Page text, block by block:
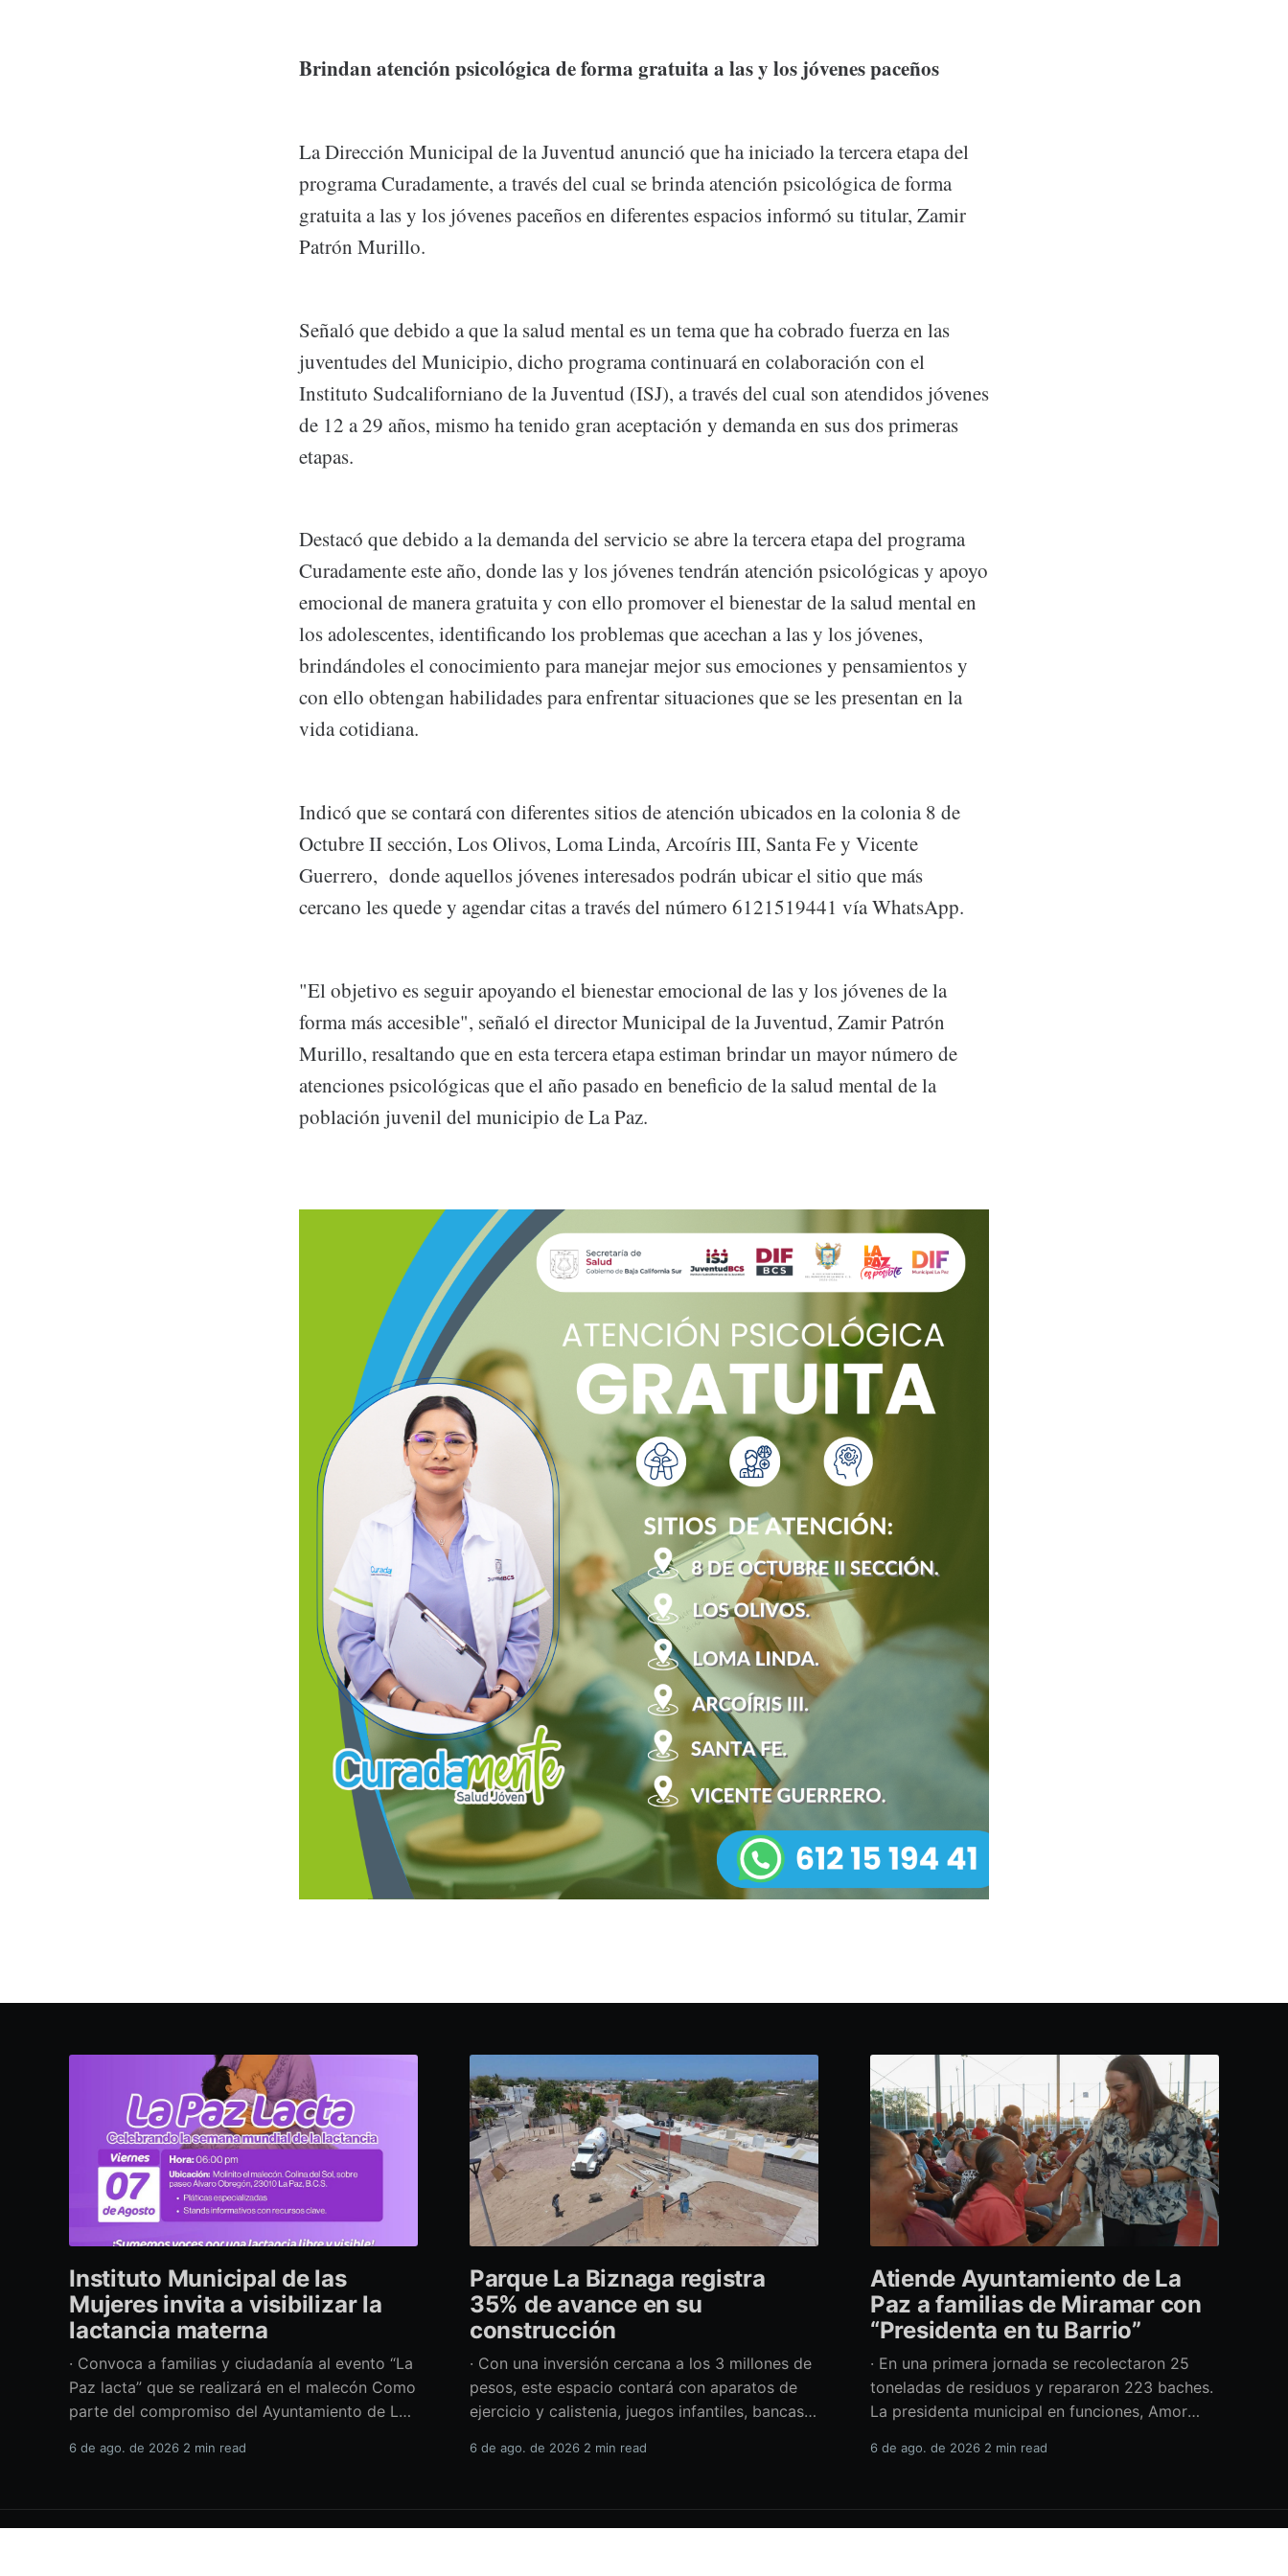
Brindan atención psicológica de forma gratuita a las y los jóvenes paceños
La Dirección Municipal de la Juventud anunció que ha iniciado la tercera etapa del
programa Curadamente, a través del cual se brinda atención psicológica de forma
gratuita a las y los jóvenes paceños en diferentes espacios informó su titular, Zamir
Patrón Murillo.
Señaló que debido a que la salud mental es un tema que ha cobrado fuerza en las
juventudes del Municipio, dicho programa continuará en colaboración con el
Instituto Sudcaliforniano de la Juventud (ISJ), a través del cual son atendidos jóvenes
de 12 a 29 años, mismo ha tenido gran aceptación y demanda en sus dos primeras
etapas.
Destacó que debido a la demanda del servicio se abre la tercera etapa del programa
Curadamente este año, donde las y los jóvenes tendrán atención psicológicas y apoyo
emocional de manera gratuita y con ello promover el bienestar de la salud mental en
los adolescentes, identificando los problemas que acechan a las y los jóvenes,
brindándoles el conocimiento para manejar mejor sus emociones y pensamientos y
con ello obtengan habilidades para enfrentar situaciones que se les presentan en la
vida cotidiana.
Indicó que se contará con diferentes sitios de atención ubicados en la colonia 8 de
Octubre II sección, Los Olivos, Loma Linda, Arcoíris III, Santa Fe y Vicente
Guerrero, donde aquellos jóvenes interesados podrán ubicar el sitio que más
cercano les quede y agendar citas a través del número 6121519441 vía WhatsApp.
"El objetivo es seguir apoyando el bienestar emocional de las y los jóvenes de la
forma más accesible", señaló el director Municipal de la Juventud, Zamir Patrón
Murillo, resaltando que en esta tercera etapa estiman brindar un mayor número de
atenciones psicológicas que el año pasado en beneficio de la salud mental de la
población juvenil del municipio de La Paz.
Instituto Municipal de las
Mujeres invita a visibilizar la
lactancia materna
· Convoca a familias y ciudadanía al evento “La
Paz lacta” que se realizará en el malecón Como
parte del compromiso del Ayuntamiento de La
promuevan el bienestar, la salud y los derechos
incluyentes, el Instituto Municipal
6 de ago. de 2026 2 min read
Parque La Biznaga registra
35% de avance en su
construcción
· Con una inversión cercana a los 3 millones de
pesos, este espacio contará con aparatos de
ejercicio y calistenia, juegos infantiles, bancas,
alcaldesa de La Paz en funciones, Amor Fenech
construcción del parque La Biznaga ubicado
6 de ago. de 2026 2 min read
Atiende Ayuntamiento de La
Paz a familias de Miramar con
“Presidenta en tu Barrio”
· En una primera jornada se recolectaron 25
toneladas de residuos y repararon 223 baches.
La presidenta municipal en funciones, Amor
programa “Presidenta en tu Barrio” en la
Paz brindó más de 600 servicios sociales y
realizó
6 de ago. de 2026 2 min read